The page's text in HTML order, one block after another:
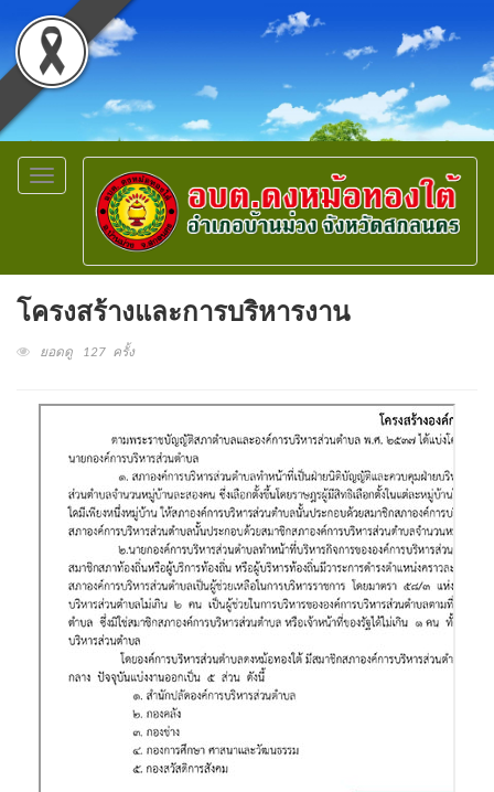
Toggle
navigation
โครงสร้างและการบริหารงาน
ยอดดู 127 ครั้ง